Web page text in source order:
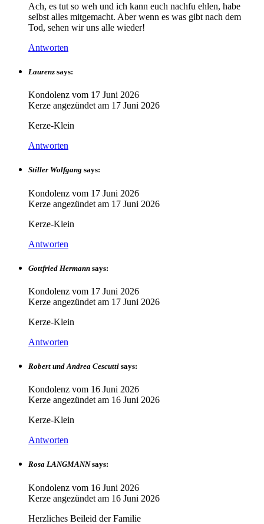
Ach, es tut so weh und ich kann euch nachfu ehlen, habe
selbst alles mitgemacht. Aber wenn es was gibt nach dem
Tod, sehen wir uns alle wieder!
Antworten
Laurenz says:
Kondolenz vom 17 Juni 2026
Kerze angezündet am 17 Juni 2026
Kerze-Klein
Antworten
Stiller Wolfgang says:
Kondolenz vom 17 Juni 2026
Kerze angezündet am 17 Juni 2026
Kerze-Klein
Antworten
Gottfried Hermann says:
Kondolenz vom 17 Juni 2026
Kerze angezündet am 17 Juni 2026
Kerze-Klein
Antworten
Robert und Andrea Cescutti says:
Kondolenz vom 16 Juni 2026
Kerze angezündet am 16 Juni 2026
Kerze-Klein
Antworten
Rosa LANGMANN says:
Kondolenz vom 16 Juni 2026
Kerze angezündet am 16 Juni 2026
Herzliches Beileid der Familie